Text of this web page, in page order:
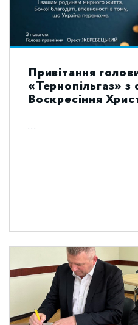
Привітання
«Тернопільгаз» з
Воскресіння
...